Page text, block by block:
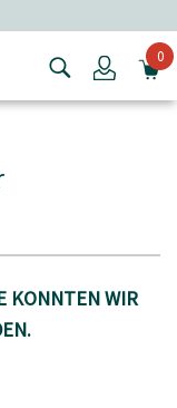
Login0
KONNTEN WIR